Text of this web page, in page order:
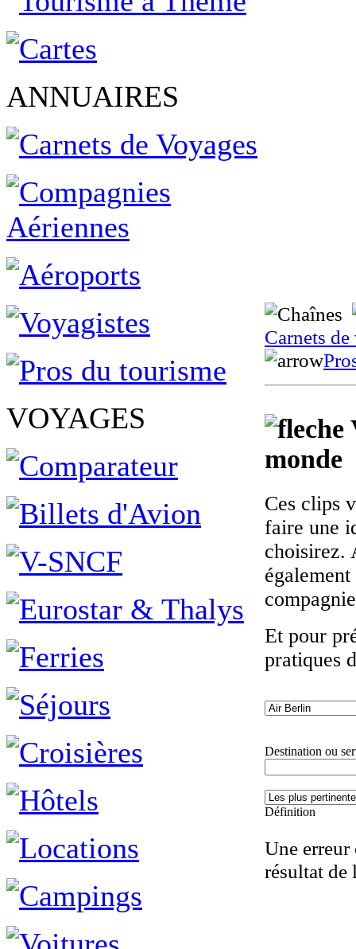
ANNUAIRES
VOYAGES
Carnets
monde
Ces clips
faire une
choisirez.
Et pour
pratiques
Destination ou
Définition
Une
résultat de